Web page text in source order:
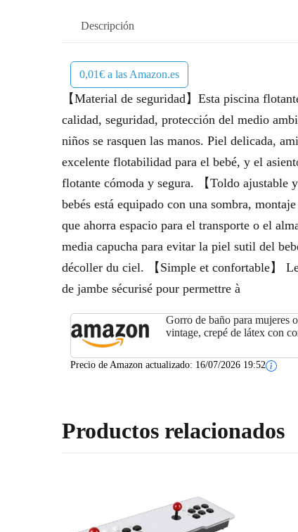
Descripción
0,01€ a las Amazon.es
【Material de seguridad】Esta piscina
calidad, seguridad, protección del medio
niños se rasquen las manos. Piel delicada,
excelente flotabilidad para el bebé, y el
flotante cómoda y segura. 【Toldo ajustable
bebés está equipado con una sombra,
que ahorra espacio para el transporte o el
media capucha para evitar la piel sutil del
décoller du ciel. 【Simple et confortable】
de jambe sécurisé pour permettre à
Gorro de baño para mujeres
vintage, crepé de látex con
para...
Precio de Amazon actualizado: 16/07/2026 19:52
Productos relacionados